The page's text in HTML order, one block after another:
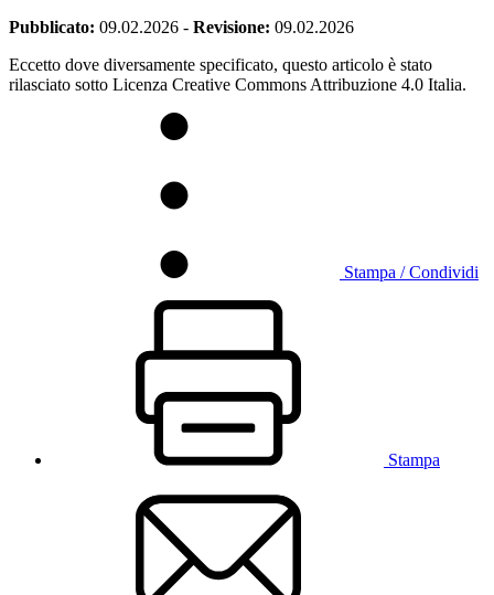
Pubblicato: 09.02.2026 - Revisione: 09.02.2026
Eccetto dove diversamente specificato, questo articolo è stato
rilasciato sotto Licenza Creative Commons Attribuzione 4.0 Italia.
Stampa / Condividi
Stampa